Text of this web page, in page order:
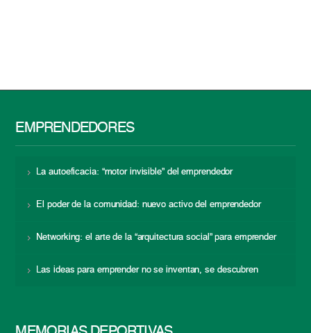
EMPRENDEDORES
La autoeficacia: “motor invisible” del emprendedor
El poder de la comunidad: nuevo activo del emprendedor
Networking: el arte de la “arquitectura social” para emprender
Las ideas para emprender no se inventan, se descubren